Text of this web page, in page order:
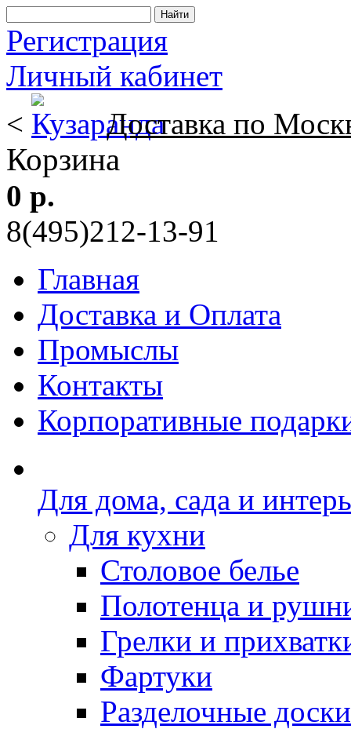
Регистрация
Личный кабинет
<
Доставка по
Корзина
0 р.
8(495)212-13-91
Главная
Доставка и Оплата
Промыслы
Контакты
Корпоративные
Для дома, сада и
Для кухни
Столовое белье
Полотенца и
Грелки и
Фартуки
Разделочные доски